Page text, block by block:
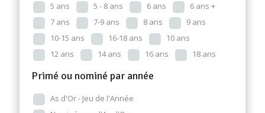
5 ans
5 - 8 ans 6 ans
6 ans +
7 ans
7-9 ans 8 ans
9 ans
10-15 ans
16-18 ans
10 ans
12 ans
14 ans 16 ans 18 ans
Primé ou nominé par année
As d'Or - Jeu de l'Année